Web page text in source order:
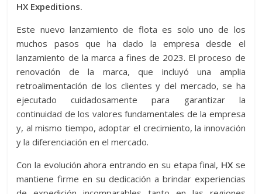
HX Expeditions.
Este nuevo lanzamiento de flota es solo uno de los
muchos pasos que ha dado la empresa desde el
lanzamiento de la marca a fines de 2023. El proceso de
renovación de la marca, que incluyó una amplia
retroalimentación de los clientes y del mercado, se ha
ejecutado cuidadosamente para garantizar la
continuidad de los valores fundamentales de la empresa
y, al mismo tiempo, adoptar el crecimiento, la innovación
y la diferenciación en el mercado.
Con la evolución ahora entrando en su etapa final, HXse
mantiene firme en su dedicación a brindar experiencias